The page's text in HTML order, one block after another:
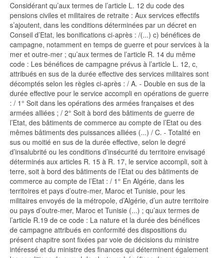
Considérant qu’aux termes de l’article L. 12 du code des
pensions civiles et militaires de retraite : Aux services effectifs
s’ajoutent, dans les conditions déterminées par un décret en
Conseil d’Etat, les bonifications ci-après : /(...) c) bénéfices de
campagne, notamment en temps de guerre et pour services à la
mer et outre-mer ; qu’aux termes de l’article R. 14 du même
code : Les bénéfices de campagne prévus à l’article L. 12, c,
attribués en sus de la durée effective des services militaires sont
décomptés selon les règles ci-après : / A. - Double en sus de la
durée effective pour le service accompli en opérations de guerre
: / 1° Soit dans les opérations des armées françaises et des
armées alliées ; / 2° Soit à bord des bâtiments de guerre de
l’Etat, des bâtiments de commerce au compte de l’Etat ou des
mêmes bâtiments des puissances alliées (...) / C. - Totalité en
sus ou moitié en sus de la durée effective, selon le degré
d’insalubrité ou les conditions d’insécurité du territoire envisagé
déterminés aux articles R. 15 à R. 17, le service accompli, soit à
terre, soit à bord des bâtiments de l’Etat ou des bâtiments de
commerce au compte de l’Etat : / 1° En Algérie, dans les
territoires et pays d’outre-mer, Maroc et Tunisie, pour les
militaires envoyés de la métropole, d’Algérie, d’un autre territoire
ou pays d’outre-mer, Maroc et Tunisie (...) ; qu’aux termes de
l’article R.19 de ce code : La nature et la durée des bénéfices
de campagne attribués en conformité des dispositions du
présent chapitre sont fixées par voie de décisions du ministre
intéressé et du ministre des finances qui déterminent également